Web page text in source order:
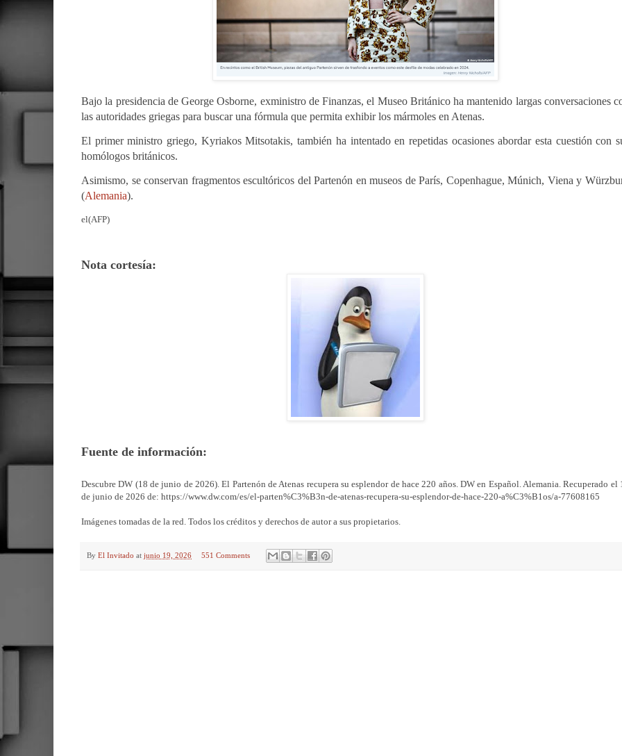
Bajo la presidencia de George Osborne, exministro de Finanzas, el Museo Británico ha mantenido largas conversaciones
las autoridades griegas para buscar una fórmula que permita exhibir los mármoles en Atenas.
El primer ministro griego, Kyriakos Mitsotakis, también ha intentado en repetidas ocasiones abordar esta cuestión con
homólogos británicos.
Asimismo, se conservan fragmentos escultóricos del Partenón en museos de París, Copenhague, Múnich, Viena y
(Alemania).
el(AFP)
Nota cortesía:
Fuente de información:
Descubre DW (18 de junio de 2026). El Partenón de Atenas recupera su esplendor de hace 220 años. DW en Español. Alemania. Recuperado el
de junio de 2026 de: https://www.dw.com/es/el-parten%C3%B3n-de-atenas-recupera-su-esplendor-de-hace-220-a%C3%B1os/a-77608165
Imágenes tomadas de la red. Todos los créditos y derechos de autor a sus propietarios.
By El Invitado at junio 19, 2026 551 Comments